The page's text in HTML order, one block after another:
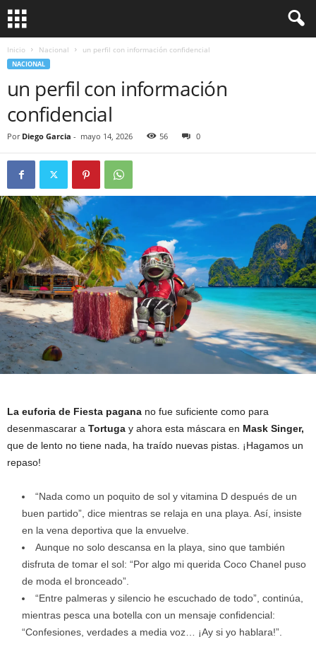
Inicio Nacional un perfil con información confidencial
NACIONAL
un perfil con información
confidencial
Por Diego Garcia - mayo 14, 2026 56 0
La euforia de Fiesta pagana no fue suficiente como para
desenmascarar a Tortuga y ahora esta máscara en Mask Singer,
que de lento no tiene nada, ha traído nuevas pistas. ¡Hagamos un
repaso!
“Nada como un poquito de sol y vitamina D después de un
buen partido”, dice mientras se relaja en una playa. Así, insiste
en la vena deportiva que la envuelve.
Aunque no solo descansa en la playa, sino que también
disfruta de tomar el sol: “Por algo mi querida Coco Chanel puso
de moda el bronceado”.
“Entre palmeras y silencio he escuchado de todo”, continúa,
mientras pesca una botella con un mensaje confidencial:
“Confesiones, verdades a media voz… ¡Ay si yo hablara!”.